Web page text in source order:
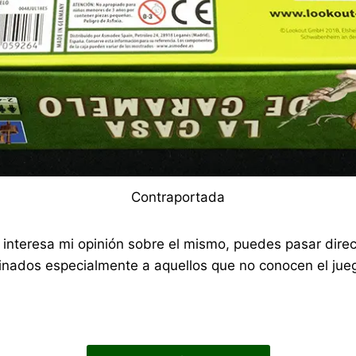
Contraportada
mi opinión sobre el mismo, puedes pasar
especialmente a aquellos que no conocen el